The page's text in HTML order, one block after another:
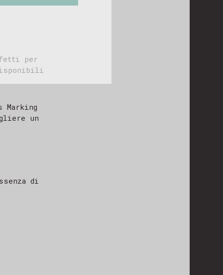
per
Marking
un
di